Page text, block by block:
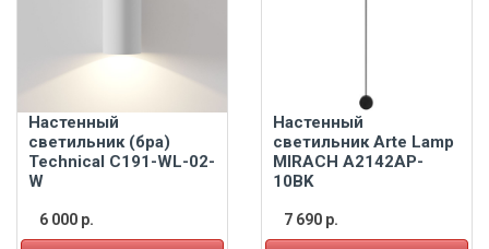
Настенный
светильник (бра)
Technical C191-WL-02-
W
6 000 р.
Настенный
светильник Arte Lamp
MIRACH A2142AP-
10BK
7 690 р.